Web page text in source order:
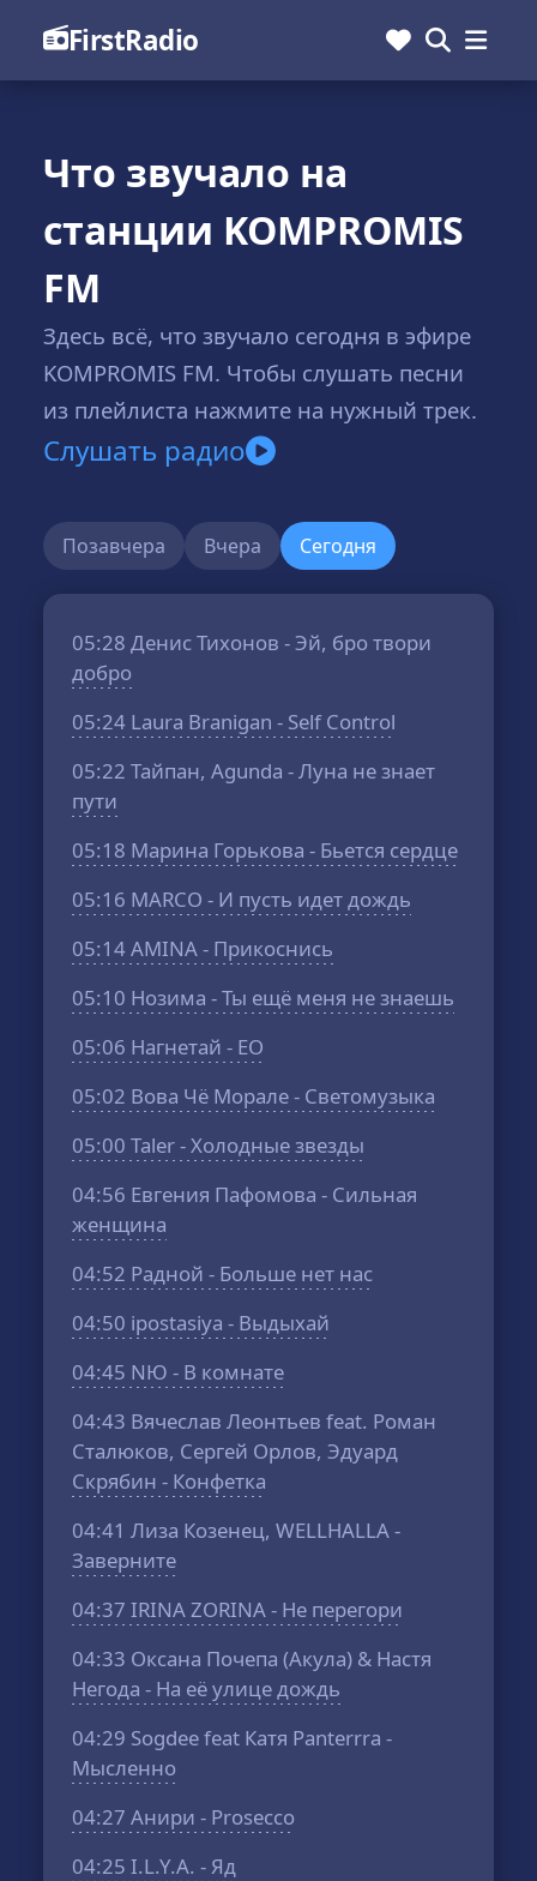
FirstRadio
Что звучало на
станции KOMPROMIS
FM
Здесь всё, что звучало сегодня в эфире
KOMPROMIS FM. Чтобы слушать песни
из плейлиста нажмите на нужный трек.
Слушать радио
Позавчера Вчера Сегодня
05:28 Денис Тихонов - Эй, бро твори
добро
05:24 Laura Branigan - Self Control
05:22 Тайпан, Agunda - Луна не знает
пути
05:18 Марина Горькова - Бьется сердце
05:16 MARCO - И пусть идет дождь
05:14AMINA - Прикоснись
05:10 Нозима - Ты ещё меня не знаешь
05:06 Нагнетай - ЕО
05:02 Вова Чё Морале - Светомузыка
05:00 Taler - Холодные звезды
04:56 Евгения Пафомова - Сильная
женщина
04:52 Радной - Больше нет нас
04:50 ipostasiya - Выдыхай
04:45 NЮ - В комнате
04:43 Вячеслав Леонтьев feat. Роман
Сталюков, Сергей Орлов, Эдуард
Скрябин - Конфетка
04:41 Лиза Козенец, WELLHALLA -
Заверните
04:37 IRINA ZORINA - Не перегори
04:33 Оксана Почепа (Акула) & Настя
Негода - На её улице дождь
04:29 Sogdee feat Катя Panterrra -
Мысленно
04:27 Анири - Prosecco
04:25 I.L.Y.A. - Яд